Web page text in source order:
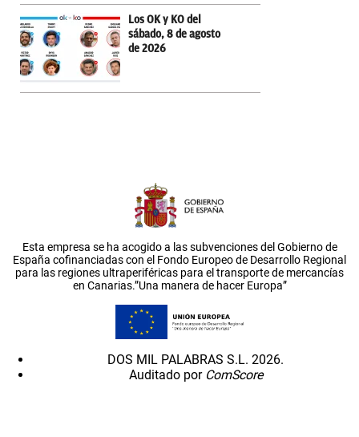
Los OK y KO del
sábado, 8 de agosto
de 2026
Esta empresa se ha acogido a las subvenciones del Gobierno de
España cofinanciadas con el Fondo Europeo de Desarrollo Regional
para las regiones ultraperiféricas para el transporte de mercancías
en Canarias.”Una manera de hacer Europa”
DOS MIL PALABRAS S.L. 2026.
Auditado por ComScore